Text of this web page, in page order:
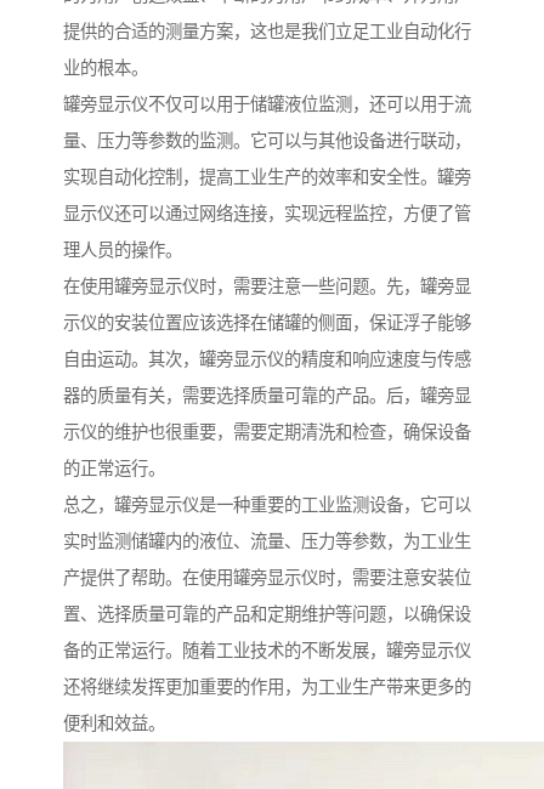
提供的合适的测量方案，这也是我们立足工业自动化行
业的根本。
罐旁显示仪不仅可以用于储罐液位监测，还可以用于流
量、压力等参数的监测。它可以与其他设备进行联动，
实现自动化控制，提高工业生产的效率和安全性。罐旁
显示仪还可以通过网络连接，实现远程监控，方便了管
理人员的操作。
在使用罐旁显示仪时，需要注意一些问题。先，罐旁显
示仪的安装位置应该选择在储罐的侧面，保证浮子能够
自由运动。其次，罐旁显示仪的精度和响应速度与传感
器的质量有关，需要选择质量可靠的产品。后，罐旁显
示仪的维护也很重要，需要定期清洗和检查，确保设备
的正常运行。
总之，罐旁显示仪是一种重要的工业监测设备，它可以
实时监测储罐内的液位、流量、压力等参数，为工业生
产提供了帮助。在使用罐旁显示仪时，需要注意安装位
置、选择质量可靠的产品和定期维护等问题，以确保设
备的正常运行。随着工业技术的不断发展，罐旁显示仪
还将继续发挥更加重要的作用，为工业生产带来更多的
便利和效益。